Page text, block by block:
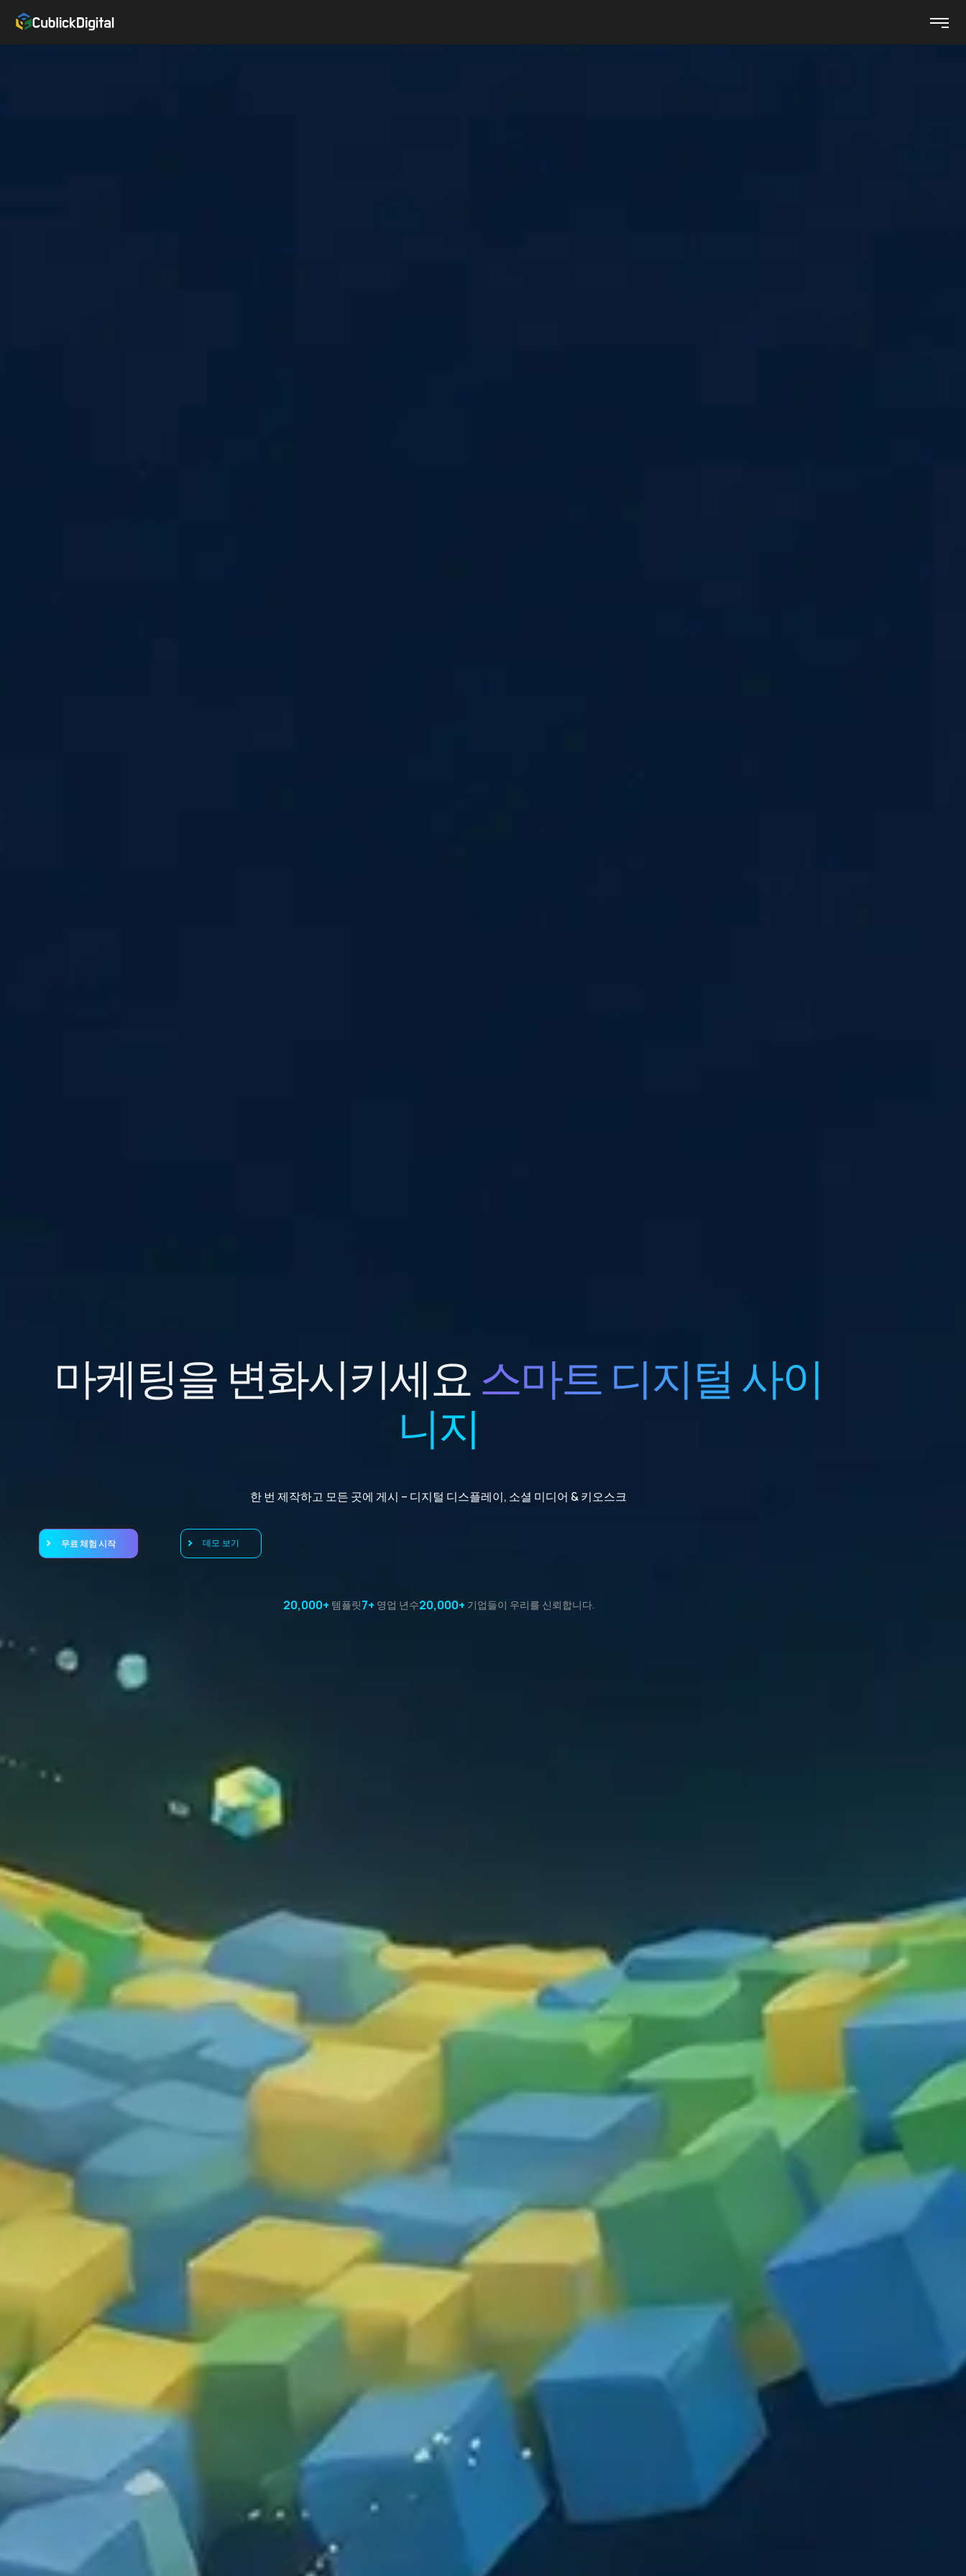
마케팅을 변화시키세요 스마트 디지털 사이
니지
한 번 제작하고 모든 곳에 게시 – 디지털 디스플레이, 소셜 미디어 & 키오스크
무료 체험 시작 데모 보기
20,000+ 템플릿7+ 영업 년수20,000+ 기업들이 우리를 신뢰합니다.